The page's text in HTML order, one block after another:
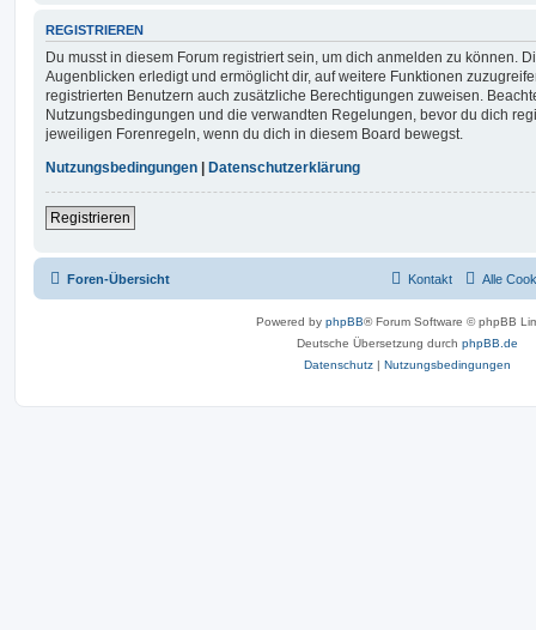
REGISTRIEREN
Du musst in diesem Forum registriert sein, um dich anmelden zu können.
Augenblicken erledigt und ermöglicht dir, auf weitere Funktionen
registrierten Benutzern auch zusätzliche Berechtigungen zuweisen.
Nutzungsbedingungen und die verwandten Regelungen, bevor du dich
jeweiligen Forenregeln, wenn du dich in diesem Board bewegst.
Nutzungsbedingungen
Datenschutzerklärung
Registrieren
Foren-Übersicht Alle
Kontakt
Powered by phpBB® Forum Software © phpBB
Deutsche Übersetzung durch phpBB.de
Datenschutz | Nutzungsbedingungen